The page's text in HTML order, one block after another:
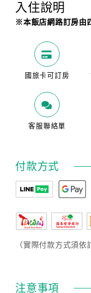
入住說明
※本飯店網路訂房由
國旅卡可訂房
客服聯絡單
付款方式
（實際付款方式須依
注意事項